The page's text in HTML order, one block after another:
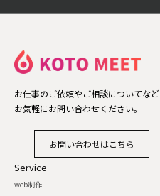
お仕事のご依頼やご相談についてなど
お気軽にお問い合わせください。
お問い合わせはこちら
Service
web制作